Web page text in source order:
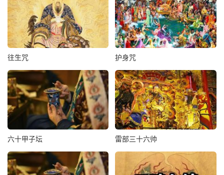
童子绿鬓颓髻，绯衣大袖，绿裳，朱履，左剑右铃，内有六
小铃，变相也。
火铃女兵九九八十一万众。
手执戈战，翊卫天丁也。
天丁本身玉符
火焰飞光玉女雷霆猛火将军太微降火大将其用有逆顺云推掷
火车飞火前奔火轮万乘火兽千群火乌火马火布乾坤炎火帝君
雷火真人火山大将风火元君太阴真火日精炎君南极火铃金火
天丁各仗火剑统御火兵火精大圣火铃大神速烧;邪鬼永不存
往生咒 护身咒
六十甲子坛 雷部三十六帅